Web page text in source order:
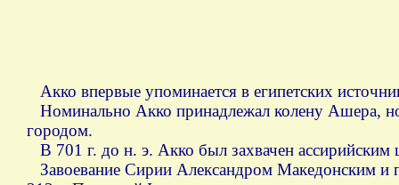
Акко впервые упоминается в египетских
Номинально Акко принадлежал колену Ашера,
городом.
В 701 г. до н. э. Акко был захвачен ассирийским
Завоевание Сирии Александром Македонским и